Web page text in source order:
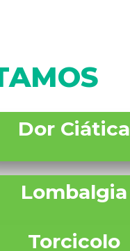
Dor Ciática
Lombalgia
Torcicolo